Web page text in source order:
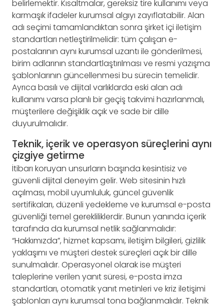
belirlemektir. Kısaltmalar, gereksiz tire kullanımı veya
karmaşık ifadeler kurumsal algıyı zayıflatabilir. Alan
adı seçimi tamamlandıktan sonra şirket içi iletişim
standartları netleştirilmelidir: tüm çalışan e-
postalarının aynı kurumsal uzantı ile gönderilmesi,
birim adlarının standartlaştırılması ve resmi yazışma
şablonlarının güncellenmesi bu sürecin temelidir.
Ayrıca basılı ve dijital varlıklarda eski alan adı
kullanımı varsa planlı bir geçiş takvimi hazırlanmalı,
müşterilere değişiklik açık ve sade bir dille
duyurulmalıdır.
Teknik, içerik ve operasyon süreçlerini aynı
çizgiye getirme
İtibarı koruyan unsurların başında kesintisiz ve
güvenli dijital deneyim gelir. Web sitesinin hızlı
açılması, mobil uyumluluk, güncel güvenlik
sertifikaları, düzenli yedekleme ve kurumsal e-posta
güvenliği temel gerekliliklerdir. Bunun yanında içerik
tarafında da kurumsal netlik sağlanmalıdır:
“Hakkımızda”, hizmet kapsamı, iletişim bilgileri, gizlilik
yaklaşımı ve müşteri destek süreçleri açık bir dille
sunulmalıdır. Operasyonel olarak ise müşteri
taleplerine verilen yanıt süresi, e-posta imza
standartları, otomatik yanıt metinleri ve kriz iletişimi
şablonları aynı kurumsal tona bağlanmalıdır. Teknik